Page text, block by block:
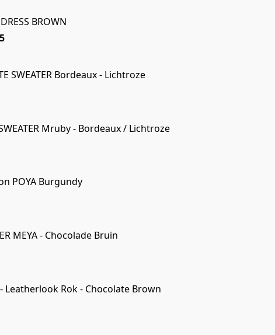
BROWN
SWEATER Bordeaux - Lichtroze
Mruby - Bordeaux / Lichtroze
POYA Burgundy
MEYA - Chocolade Bruin
Leatherlook Rok - Chocolate Brown